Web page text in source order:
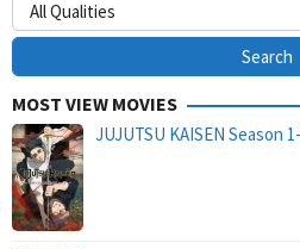
MOST VIEW MOVIES
JUJUTSU KAISEN Season